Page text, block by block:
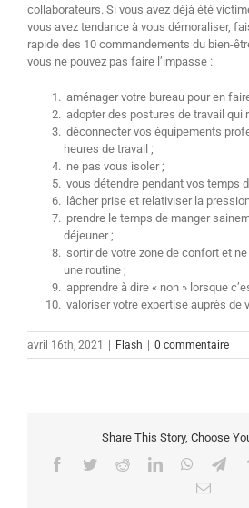
collaborateurs. Si vous avez déjà été
vous avez tendance à vous démoraliser,
rapide des 10 commandements du bien-
vous ne pouvez pas faire l’impasse :
aménager votre bureau pour en
adopter des postures de travail qui
déconnecter vos équipements
heures de travail ;
ne pas vous isoler ;
vous détendre pendant vos temps
lâcher prise et relativiser la
prendre le temps de manger
déjeuner ;
sortir de votre zone de confort et
une routine ;
apprendre à dire « non » lorsque
valoriser votre expertise auprès de
avril 16th, 2021 | Flash | 0 commentaire
Share This Story, Choose
Facebook
TwitterRedditLinkedIn
Email